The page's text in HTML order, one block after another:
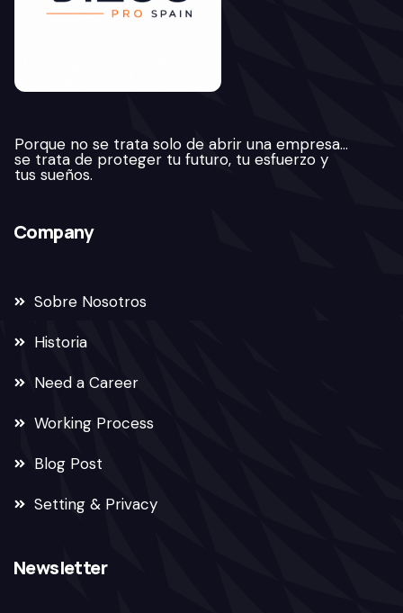
Porque no se trata solo de abrir una empresa…
se trata de proteger tu futuro, tu esfuerzo y
tus sueños.
Company
Sobre Nosotros
Historia
Need a Career
Working Process
Blog Post
Setting & Privacy
Newsletter